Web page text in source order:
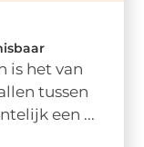
is het van
tussen
een ...